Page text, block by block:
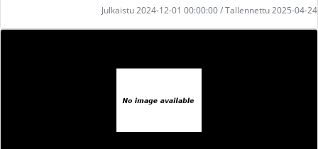
Julkaistu 2024-12-01 00:00:00 / Tallennettu 2025-04-24